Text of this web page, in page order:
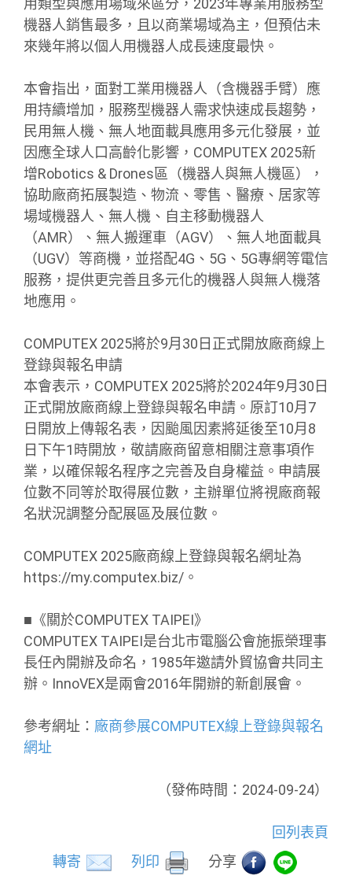
用類型與應用場域來區分，2023年專業用服務型
機器人銷售最多，且以商業場域為主，但預估未
來幾年將以個人用機器人成長速度最快。
本會指出，面對工業用機器人（含機器手臂）應
用持續增加，服務型機器人需求快速成長趨勢，
民用無人機、無人地面載具應用多元化發展，並
因應全球人口高齡化影響，COMPUTEX 2025新
增Robotics & Drones區（機器人與無人機區），
協助廠商拓展製造、物流、零售、醫療、居家等
場域機器人、無人機、自主移動機器人
（AMR）、無人搬運車（AGV）、無人地面載具
（UGV）等商機，並搭配4G、5G、5G專網等電信
服務，提供更完善且多元化的機器人與無人機落
地應用。
COMPUTEX 2025將於9月30日正式開放廠商線上
登錄與報名申請
本會表示，COMPUTEX 2025將於2024年9月30日
正式開放廠商線上登錄與報名申請。原訂10月7
日開放上傳報名表，因颱風因素將延後至10月8
日下午1時開放，敬請廠商留意相關注意事項作
業，以確保報名程序之完善及自身權益。申請展
位數不同等於取得展位數，主辦單位將視廠商報
名狀況調整分配展區及展位數。
COMPUTEX 2025廠商線上登錄與報名網址為
https://my.computex.biz/。
■《關於COMPUTEX TAIPEI》
COMPUTEX TAIPEI是台北市電腦公會施振榮理事
長任內開辦及命名，1985年邀請外貿協會共同主
辦。InnoVEX是兩會2016年開辦的新創展會。
參考網址： 廠商參展COMPUTEX線上登錄與報名
網址
（發佈時間：2024-09-24）
回列表頁
轉寄
列印 分享